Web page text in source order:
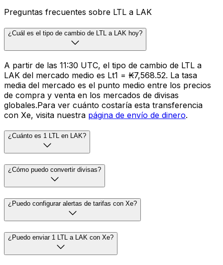
Preguntas frecuentes sobre LTL a LAK
¿Cuál es el tipo de cambio de LTL a LAK hoy?
A partir de las 11:30 UTC, el tipo de cambio de LTL a
LAK del mercado medio es Lt1 = ₭7,568.52. La tasa
media del mercado es el punto medio entre los precios
de compra y venta en los mercados de divisas
globales.Para ver cuánto costaría esta transferencia
con Xe, visita nuestra página de envío de dinero.
¿Cuánto es 1 LTL en LAK?
¿Cómo puedo convertir divisas?
¿Puedo configurar alertas de tarifas con Xe?
¿Puedo enviar 1 LTL a LAK con Xe?